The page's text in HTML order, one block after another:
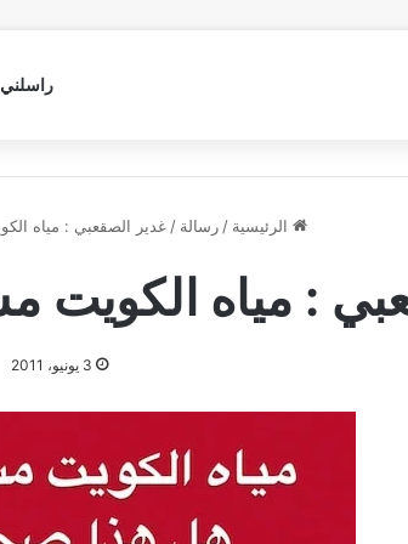
راسلني
الرئيسية / رسالة / غدير الصقعبي : مياه
: مياه
3 يونيو، 2011